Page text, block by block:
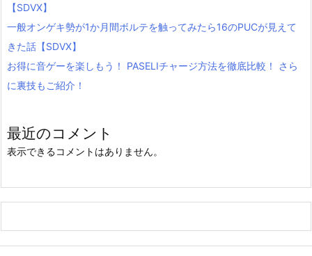
【SDVX】
一般オンゲキ勢が1か月間ボルテを触ってみたら16のPUCが見えて
きた話【SDVX】
お得に音ゲーを楽しもう！ PASELIチャージ方法を徹底比較！ さら
に裏技もご紹介！
最近のコメント
表示できるコメントはありません。